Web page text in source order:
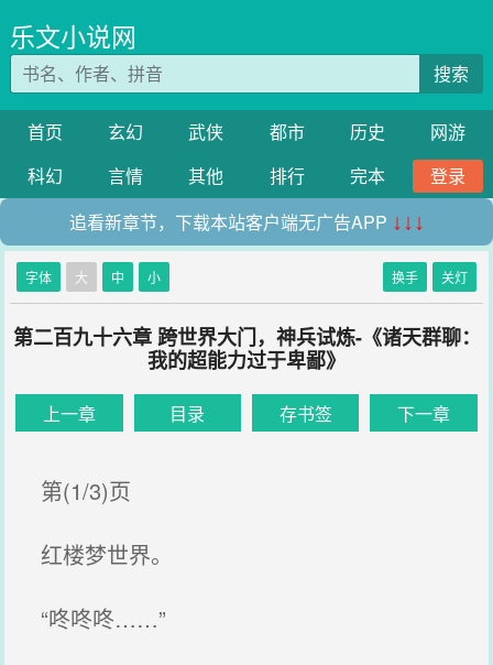
乐文小说网
搜索
首页 玄幻 武侠 都市 历史
网游
科幻
言情 其他 排行 完本
登录
追看新章节，下载本站客户端无广告APP ↓↓↓
字体 大 中 小 换手 关灯
第二百九十六章 跨世界大门，神兵试炼-《诸天群聊：
我的超能力过于卑鄙》
上一章 目录 存书签 下一章
第(1/3)页
红楼梦世界。
“咚咚咚……”